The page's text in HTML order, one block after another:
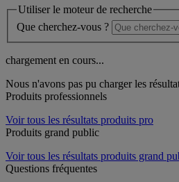
Utiliser le moteur de recherche
Que cherchez-vous ?
chargement en cours...
Nous n'avons pas pu charger les
Produits professionnels
Voir tous les résultats produits pro
Produits grand public
Voir tous les résultats produits grand
Questions fréquentes